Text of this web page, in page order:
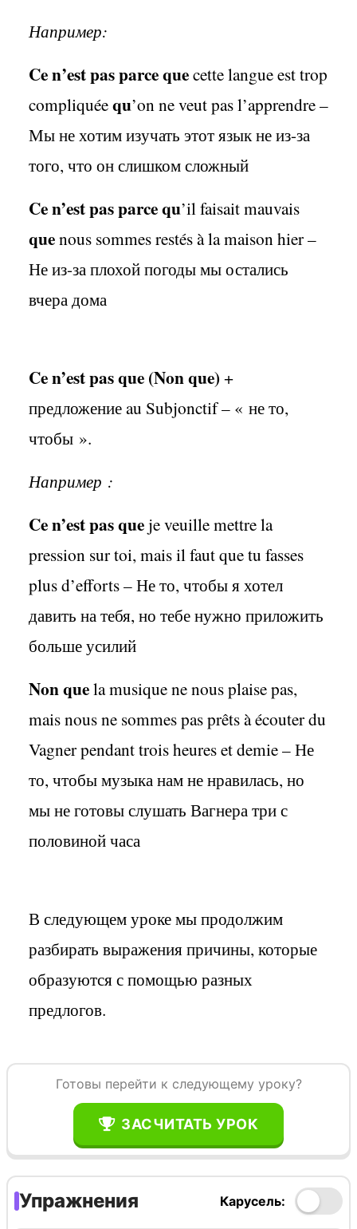
Например:
Cen’estpasparcequecettelangueesttrop
compliquéequ’onneveutpasl’apprendre–
Мы не хотим изучать этот язык не из-за
того, что он слишком сложный
Ce n’est pas parce qu’il faisait mauvais
quenous sommes restés à la maison hier –
Не из-за плохой погоды мы остались
вчера дома
Ce n’est pas que (Non que) +
предложениеau Subjonctif – « не то,
чтобы ».
Например :
Ce n’est pas queje veuille mettre la
pression sur toi, mais il faut que tu fasses
plus d’efforts –Не то, чтобы я хотел
давить на тебя, но тебе нужно приложить
больше усилий
Non quela musique ne nous plaise pas,
mais nous ne sommes pas prêts à écouter du
Vagner pendant trois heures et demie –Не
то, чтобы музыка нам не нравилась, но
мы не готовы слушать Вагнера три с
половиной часа
В следующем уроке мы продолжим
разбирать выражения причины, которые
образуются с помощью разных
предлогов.
Готовы перейти к следующему уроку?
ЗАСЧИТАТЬ УРОК
Упражнения Карусель: